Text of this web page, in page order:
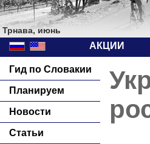
Трнава, июнь
АКЦИИ
Гид по Словакии
Планируем
Новости
Статьи